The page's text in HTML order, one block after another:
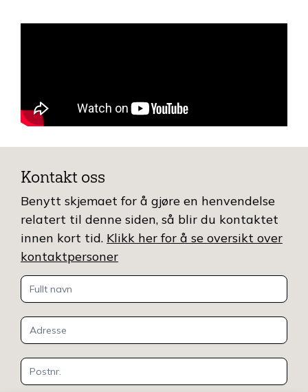
Kontakt oss
Benytt skjemaet for å gjøre en henvendelse
relatert til denne siden, så blir du kontaktet
innen kort tid. Klikk her for å se oversikt over
kontaktpersoner
Kontakt
oss